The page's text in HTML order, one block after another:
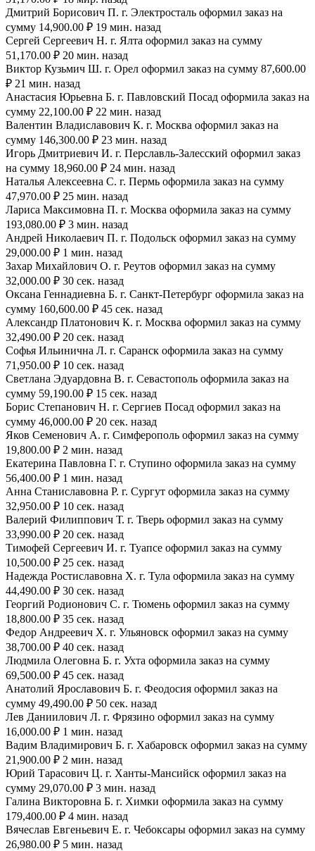
Дмитрий Борисович П. г. Электросталь оформил заказ на
сумму 14,900.00 ₽ 19 мин. назад
Сергей Сергеевич Н. г. Ялта оформил заказ на сумму
51,170.00 ₽ 20 мин. назад
Виктор Кузьмич Ш. г. Орел оформил заказ на сумму 87,600.00
₽ 21 мин. назад
Анастасия Юрьевна Б. г. Павловский Посад оформила заказ на
сумму 22,100.00 ₽ 22 мин. назад
Валентин Владиславович К. г. Москва оформил заказ на
сумму 146,300.00 ₽ 23 мин. назад
Игорь Дмитриевич И. г. Перславль-Залесский оформил заказ
на сумму 18,960.00 ₽ 24 мин. назад
Наталья Алексеевна С. г. Пермь оформила заказ на сумму
47,970.00 ₽ 25 мин. назад
Лариса Максимовна П. г. Москва оформила заказ на сумму
193,080.00 ₽ 3 мин. назад
Андрей Николаевич П. г. Подольск оформил заказ на сумму
29,000.00 ₽ 1 мин. назад
Захар Михайлович О. г. Реутов оформил заказ на сумму
32,000.00 ₽ 30 сек. назад
Оксана Геннадиевна Б. г. Санкт-Петербург оформила заказ на
сумму 160,600.00 ₽ 45 сек. назад
Александр Платонович К. г. Москва оформил заказ на сумму
32,490.00 ₽ 20 сек. назад
Софья Ильинична Л. г. Саранск оформила заказ на сумму
71,950.00 ₽ 10 сек. назад
Светлана Эдуардовна В. г. Севастополь оформила заказ на
сумму 59,190.00 ₽ 15 сек. назад
Борис Степанович Н. г. Сергиев Посад оформил заказ на
сумму 46,000.00 ₽ 20 сек. назад
Яков Семенович А. г. Симферополь оформил заказ на сумму
19,800.00 ₽ 2 мин. назад
Екатерина Павловна Г. г. Ступино оформила заказ на сумму
56,400.00 ₽ 1 мин. назад
Анна Станиславовна Р. г. Сургут оформила заказ на сумму
32,950.00 ₽ 10 сек. назад
Валерий Филиппович Т. г. Тверь оформил заказ на сумму
33,990.00 ₽ 20 сек. назад
Тимофей Сергеевич И. г. Туапсе оформил заказ на сумму
10,500.00 ₽ 25 сек. назад
Надежда Ростиславовна Х. г. Тула оформила заказ на сумму
44,490.00 ₽ 30 сек. назад
Георгий Родионович С. г. Тюмень оформил заказ на сумму
18,800.00 ₽ 35 сек. назад
Федор Андреевич Х. г. Ульяновск оформил заказ на сумму
38,700.00 ₽ 40 сек. назад
Людмила Олеговна Б. г. Ухта оформила заказ на сумму
69,500.00 ₽ 45 сек. назад
Анатолий Ярославович Б. г. Феодосия оформил заказ на
сумму 49,490.00 ₽ 50 сек. назад
Лев Даниилович Л. г. Фрязино оформил заказ на сумму
16,000.00 ₽ 1 мин. назад
Вадим Владимирович Б. г. Хабаровск оформил заказ на сумму
21,900.00 ₽ 2 мин. назад
Юрий Тарасович Ц. г. Ханты-Мансийск оформил заказ на
сумму 29,070.00 ₽ 3 мин. назад
Галина Викторовна Б. г. Химки оформила заказ на сумму
179,400.00 ₽ 4 мин. назад
Вячеслав Евгеньевич Е. г. Чебоксары оформил заказ на сумму
26,980.00 ₽ 5 мин. назад